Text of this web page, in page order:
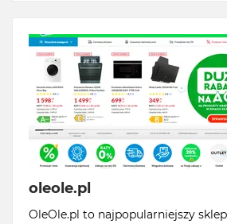
oleole.pl
OleOle.pl to najpopularniejszy